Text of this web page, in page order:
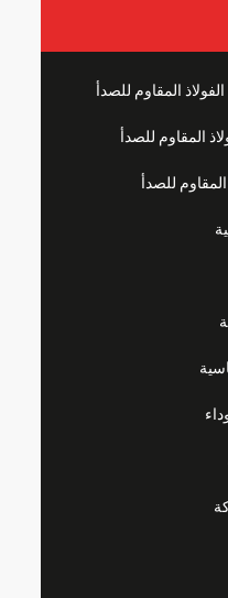
المقاوم للصدأ
المقاوم للصدأ
للصدأ